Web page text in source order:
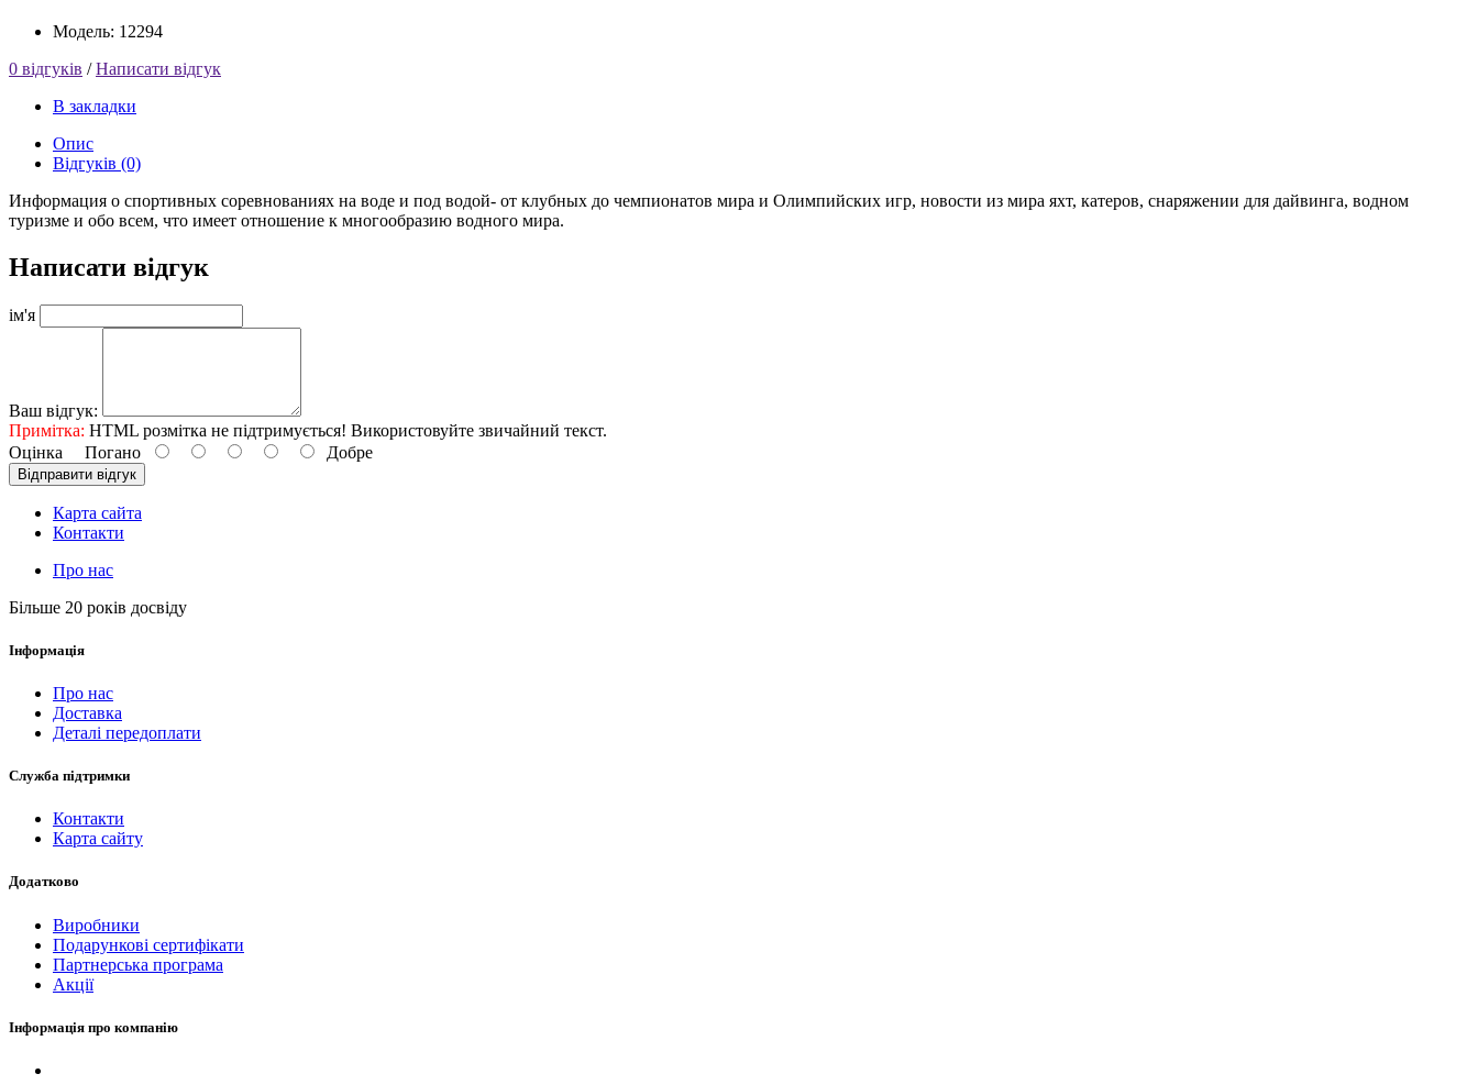
Модель: 12294
0 відгуків /Написати відгук
В закладки
Опис
Відгуків (0)
Информация о спортивных соревнованиях на воде и под водой- от клубных до чемпионатов мира и Олимпийских игр, новости из мира яхт, катеров, снаряжении для дайвинга, водном
туризме и обо всем, что имеет отношение к многообразию водного мира.
Написати відгук
ім'я
Ваш відгук:
Примітка: HTML розмітка не підтримується! Використовуйте звичайний текст.
Оцінка Погано Добре
Відправити відгук
Карта сайта
Контакти
Про нас
Більше 20 років досвіду
Інформація
Про нас
Доставка
Деталі передоплати
Служба підтримки
Контакти
Карта сайту
Додатково
Виробники
Подарункові сертифікати
Партнерська програма
Акції
Інформація про компанію